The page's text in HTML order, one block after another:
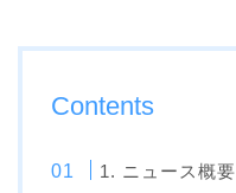
Contents
1. ニュース概要